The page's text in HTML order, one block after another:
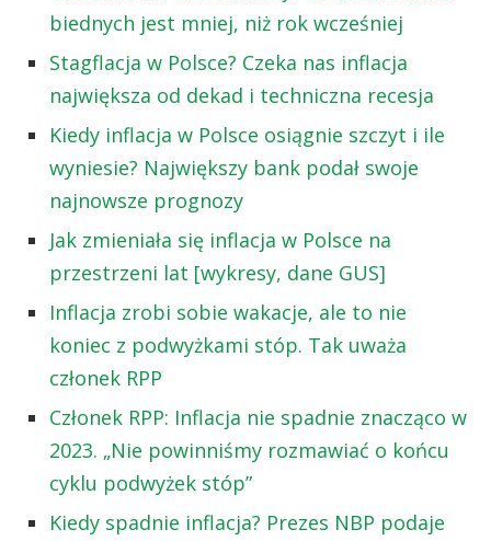
biednych jest mniej, niż rok wcześniej
Stagflacja w Polsce? Czeka nas inflacja
największa od dekad i techniczna recesja
Kiedy inflacja w Polsce osiągnie szczyt i ile
wyniesie? Największy bank podał swoje
najnowsze prognozy
Jak zmieniała się inflacja w Polsce na
przestrzeni lat [wykresy, dane GUS]
Inflacja zrobi sobie wakacje, ale to nie
koniec z podwyżkami stóp. Tak uważa
członek RPP
Członek RPP: Inflacja nie spadnie znacząco w
2023. „Nie powinniśmy rozmawiać o końcu
cyklu podwyżek stóp”
Kiedy spadnie inflacja? Prezes NBP podaje